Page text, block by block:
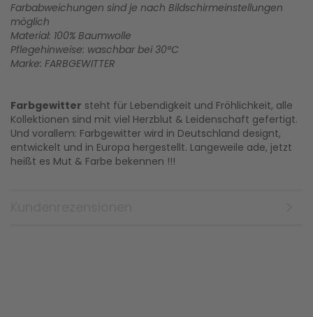
Farbabweichungen sind je nach Bildschirmeinstellungen
möglich
Material: 100% Baumwolle
Pflegehinweise: waschbar bei 30°C
Marke: FARBGEWITTER
Farbgewitter steht für Lebendigkeit und Fröhlichkeit, alle
Kollektionen sind mit viel Herzblut & Leidenschaft gefertigt.
Und vorallem: Farbgewitter wird in Deutschland designt,
entwickelt und in Europa hergestellt. Langeweile ade, jetzt
heißt es Mut & Farbe bekennen !!!